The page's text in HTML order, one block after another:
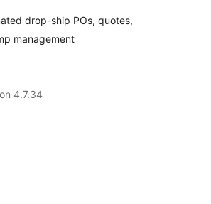
drop-ship POs, quotes,
management
4.7.34